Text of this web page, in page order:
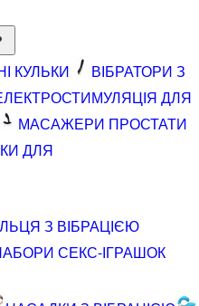
КУЛЬКИ
ВІБРАТОРИ З
ДЛЯ
МАСАЖЕРИ ПРОСТАТИ
ДЛЯ
З ВІБРАЦІЄЮ
СЕКС-ІГРАШОК